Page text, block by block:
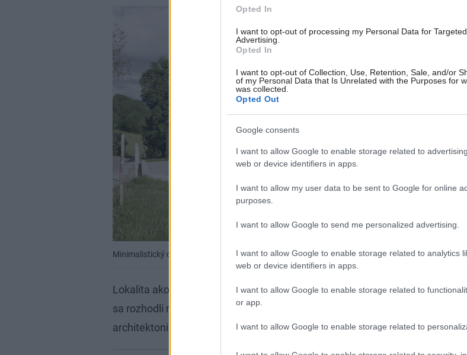
Opted In
I want to opt-out of processing my Personal Data for Targeted
Advertising.
Opted In
I want to opt-out of Collection, Use, Retention, Sale, and/or
of my Personal Data that Is Unrelated with the Purposes for
was collected.
Opted Out
Google consents
I want to allow Google to enable storage related to
web or device identifiers in apps.
I want to allow my user data to be sent to Google for online
purposes.
I want to allow Google to send me personalized advertising.
I want to allow Google to enable storage related to analytics
web or device identifiers in apps.
I want to allow Google to enable storage related to
or app.
I want to allow Google to enable storage related to
Minimalistický drevodom pre mladú rodinu na rakúskom vidieku Adolf Bereuter & Dornbirn
Lokalita ako stvorená pre pohodlný vidiecky dom očarila aj majiteľov, ktorí
sa rozhodli realizáciu svojho príbytku zveriť do rúk známemu
architektonickému štúdiu Innauer-Matt Architekten.
Môj